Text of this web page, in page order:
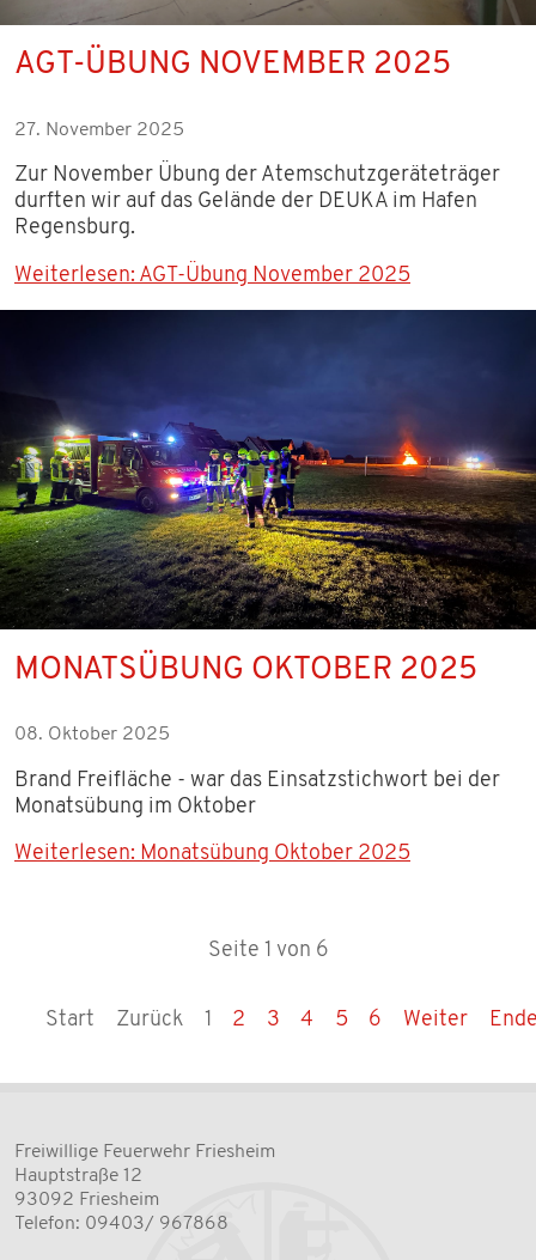
AGT-ÜBUNG NOVEMBER 2025
27. November 2025
Zur November Übung der Atemschutzgeräteträger
durften wir auf das Gelände der DEUKA im Hafen
Regensburg.
Weiterlesen: AGT-Übung November 2025
MONATSÜBUNG OKTOBER 2025
08. Oktober 2025
Brand Freifläche - war das Einsatzstichwort bei der
Monatsübung im Oktober
Weiterlesen: Monatsübung Oktober 2025
Seite 1 von 6
Start Zurück 1 2 3 4 5 6 Weiter
Freiwillige Feuerwehr Friesheim
Hauptstraße 12
93092 Friesheim
Telefon: 09403/ 967868